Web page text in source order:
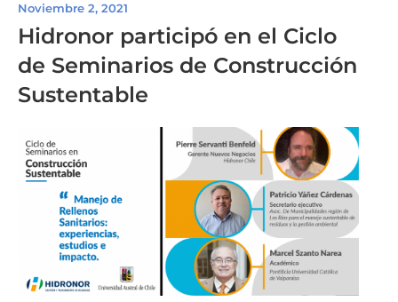
Noviembre 2, 2021
Hidronor participó en el Ciclo
de Seminarios de Construcción
Sustentable